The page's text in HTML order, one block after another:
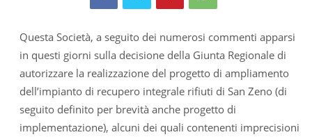
Questa Società, a seguito dei numerosi commenti apparsi
in questi giorni sulla decisione della Giunta Regionale di
autorizzare la realizzazione del progetto di ampliamento
dell’impianto di recupero integrale rifiuti di San Zeno (di
seguito definito per brevità anche progetto di
implementazione), alcuni dei quali contenenti imprecisioni